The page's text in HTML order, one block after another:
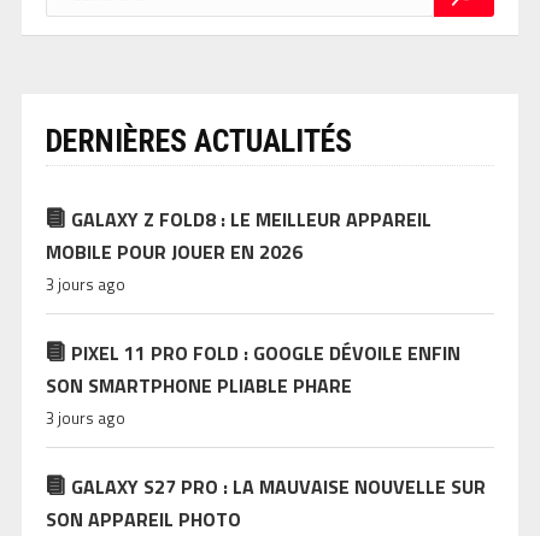
DERNIÈRES ACTUALITÉS
GALAXY Z FOLD8 : LE MEILLEUR APPAREIL
MOBILE POUR JOUER EN 2026
3 jours ago
PIXEL 11 PRO FOLD : GOOGLE DÉVOILE ENFIN
SON SMARTPHONE PLIABLE PHARE
3 jours ago
GALAXY S27 PRO : LA MAUVAISE NOUVELLE SUR
SON APPAREIL PHOTO